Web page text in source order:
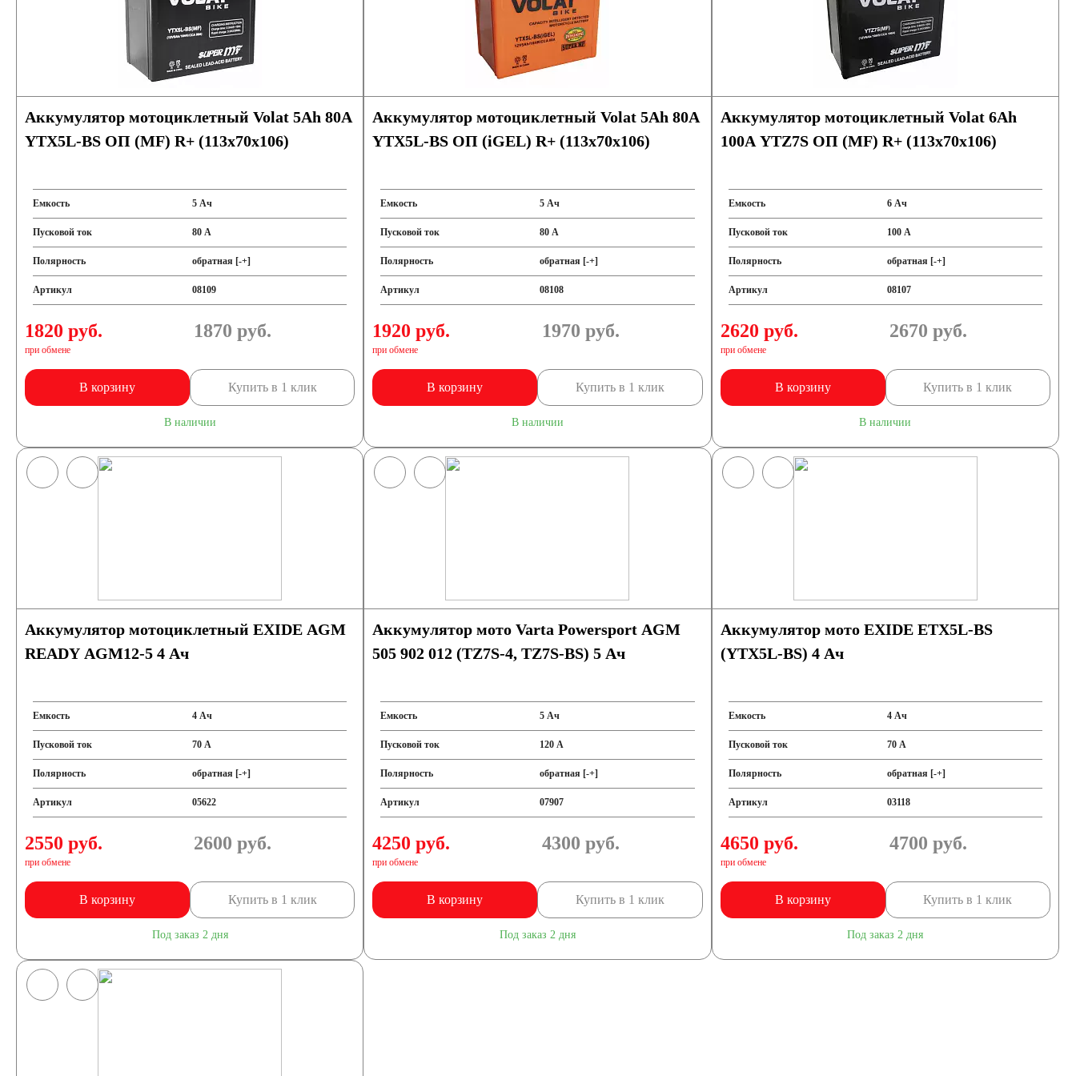
Аккумулятор мотоциклетный Volat 5Ah 80А
YTX5L-BS ОП (MF) R+ (113x70x106)
Емкость 5 Ач
Пусковой ток 80 А
Полярность обратная [-+]
Артикул 08109
1820 руб.
при обмене
1870 руб.
В корзину Купить в 1 клик
В наличии
Аккумулятор мотоциклетный Volat 5Ah 80А
YTX5L-BS ОП (iGEL) R+ (113x70x106)
Емкость 5 Ач
Пусковой ток 80 А
Полярность обратная [-+]
Артикул 08108
1920 руб.
при обмене
1970 руб.
В корзину Купить в 1 клик
В наличии
Аккумулятор мотоциклетный Volat 6Ah
100А YTZ7S ОП (MF) R+ (113x70x106)
Емкость 6 Ач
Пусковой ток 100 А
Полярность обратная [-+]
Артикул 08107
2620 руб.
при обмене
2670 руб.
В корзину Купить в 1 клик
В наличии
Аккумулятор мотоциклетный EXIDE AGM
READY AGM12-5 4 Ач
Емкость 4 Ач
Пусковой ток 70 А
Полярность обратная [-+]
Артикул 05622
2550 руб.
при обмене
2600 руб.
В корзину Купить в 1 клик
Под заказ 2 дня
Аккумулятор мото Varta Powersport AGM
505 902 012 (TZ7S-4, TZ7S-BS) 5 Ач
Емкость 5 Ач
Пусковой ток 120 А
Полярность обратная [-+]
Артикул 07907
4250 руб.
при обмене
4300 руб.
В корзину Купить в 1 клик
Под заказ 2 дня
Аккумулятор мото EXIDE ETX5L-BS
(YTX5L-BS) 4 Ач
Емкость 4 Ач
Пусковой ток 70 А
Полярность обратная [-+]
Артикул 03118
4650 руб.
при обмене
4700 руб.
В корзину Купить в 1 клик
Под заказ 2 дня